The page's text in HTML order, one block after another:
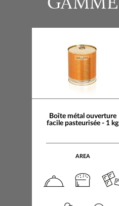
Boîte métal ouverture
facile pasteurisée - 1 kg
AREA